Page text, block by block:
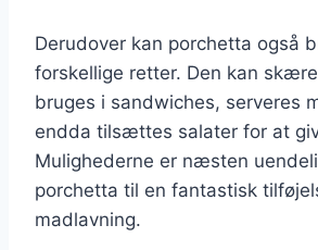
Derudover kan porchetta også
forskellige retter. Den kan
bruges i sandwiches, serveres
endda tilsættes salater for at
Mulighederne er næsten
porchetta til en fantastisk
madlavning.